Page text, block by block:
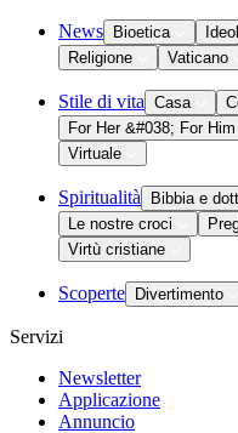
News Bioetica
Religione
Vaticano
Stile di vita Casa
For Her &#038; For Him
Virtuale
Spiritualità Bibbia e
Le nostre croci
Virtù cristiane
Scoperte Divertimento
Servizi
Newsletter
Applicazione
Annuncio